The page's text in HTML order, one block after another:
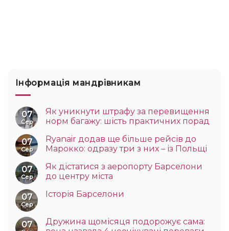
Інформація мандрівникам
07
Сер
Як уникнути штрафу за перевищення
норм багажу: шість практичних порад
07
Сер
Ryanair додав ще більше рейсів до
Марокко: одразу три з них – із Польщі
07
Сер
Як дістатися з аеропорту Барселони
до центру міста
07
Сер
Історія Барселони
07
Дружина щомісяця подорожує сама: